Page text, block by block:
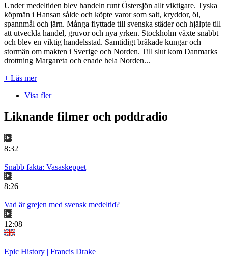
Under medeltiden blev handeln runt Östersjön allt viktigare. Tyska
köpmän i Hansan sålde och köpte varor som salt, kryddor, öl,
spannmål och järn. Många flyttade till svenska städer och hjälpte till
att utveckla handel, gruvor och nya yrken. Stockholm växte snabbt
och blev en viktig handelsstad. Samtidigt bråkade kungar och
stormän om makten i Sverige och Norden. Till slut kom Danmarks
drottning Margareta och enade hela Norden...
+ Läs mer
Visa fler
Liknande filmer och poddradio
8:32
Snabb fakta: Vasaskeppet
8:26
Vad är grejen med svensk medeltid?
12:08
Epic History | Francis Drake